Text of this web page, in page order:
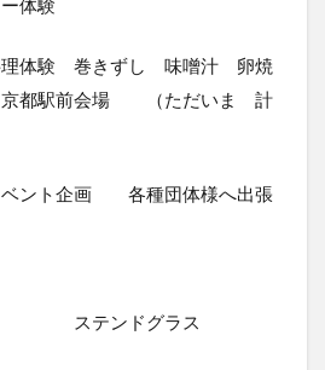
体験
体験 巻きずし 味噌汁 卵焼
都駅前会場 （ただいま 計
ント企画 各種団体様へ出張
グラス